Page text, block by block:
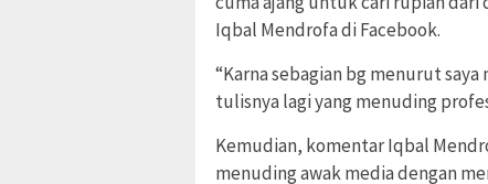
Iqbal Mendrofa di Facebook.
“Karna sebagian bg menurut
tulisnya lagi yang menuding
Kemudian, komentar Iqbal
menuding awak media dengan